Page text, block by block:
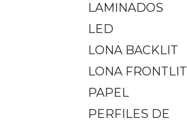
LAMINADOS
LED
LONA BACKLIT
LONA FRONTLIT
PAPEL
PERFILES DE